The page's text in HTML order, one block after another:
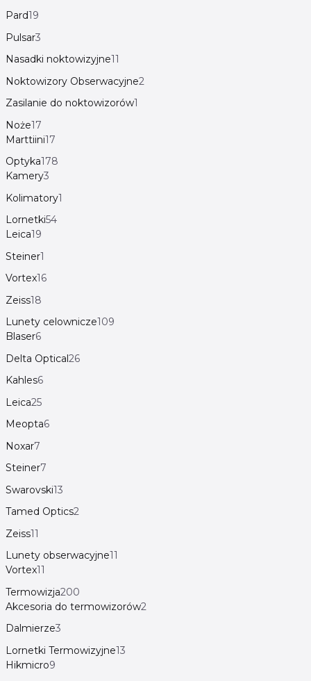
Pard19
Pulsar3
Nasadki noktowizyjne11
Noktowizory Obserwacyjne2
Zasilanie do noktowizorów1
Noże17
Marttiini17
Optyka178
Kamery3
Kolimatory1
Lornetki54
Leica19
Steiner1
Vortex16
Zeiss18
Lunety celownicze109
Blaser6
Delta Optical26
Kahles6
Leica25
Meopta6
Noxar7
Steiner7
Swarovski13
Tamed Optics2
Zeiss11
Lunety obserwacyjne11
Vortex11
Termowizja200
Akcesoria do termowizorów2
Dalmierze3
Lornetki Termowizyjne13
Hikmicro9